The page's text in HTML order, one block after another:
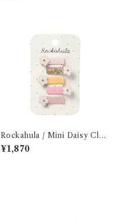
Rockahula / Mini Daisy Clip
Set
¥1,870